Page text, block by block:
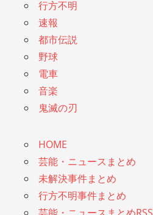
行方不明
速報
都市伝説
野球
電車
音楽
鬼滅の刃
HOME
芸能・ニュースまとめ
未解決事件まとめ
行方不明事件まとめ